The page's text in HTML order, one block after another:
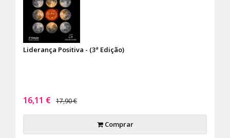
Liderança Positiva - (3ª Edição)
16,11 € 17,90 €
Comprar